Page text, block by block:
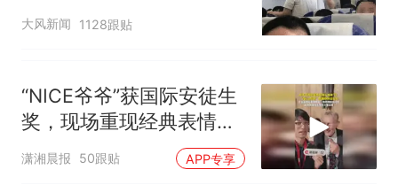
队
大风新闻 1128跟贴
“NICE爷爷”获国际安徒生
奖，现场重现经典表情
包，向中国粉丝问好
潇湘晨报 50跟贴 APP专享